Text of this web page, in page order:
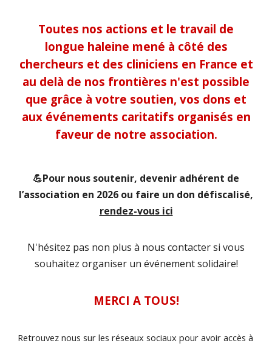
Toutes nos actions et le travail de
longue haleine mené à côté des
chercheurs et des cliniciens en France et
au delà de nos frontières n'est possible
que grâce à votre soutien, vos dons et
aux événements caritatifs organisés en
faveur de notre association.
💪Pour nous soutenir, devenir adhérent de
l’association en 2026 ou faire un don défiscalisé,
rendez-vous ici
N'hésitez pas non plus à nous contacter si vous
souhaitez organiser un événement solidaire!
MERCI A TOUS!
Retrouvez nous sur les réseaux sociaux pour avoir accès à